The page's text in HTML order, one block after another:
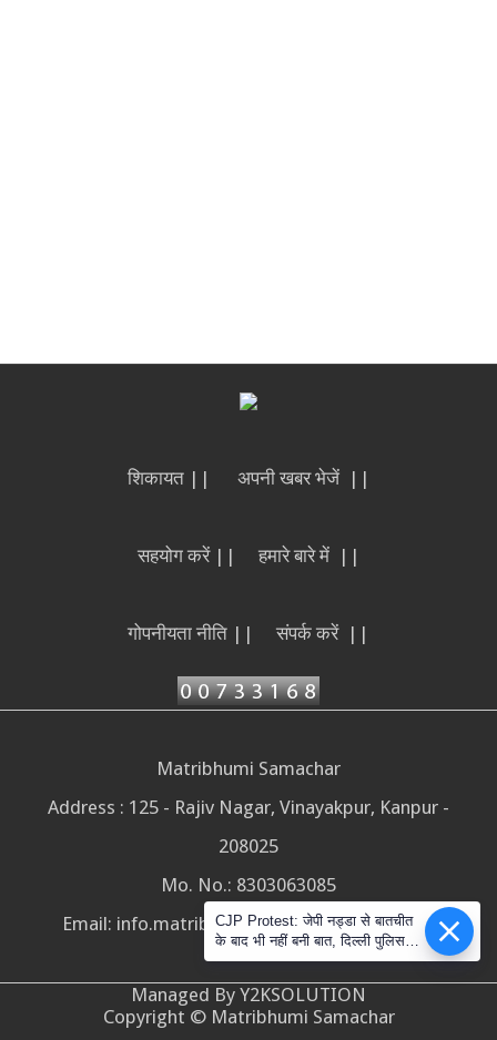
शिकायत || अपनी खबर भेजें ||
सहयोग करें || हमारे बारे में ||
गोपनीयता नीति || संपर्क करें ||
Matribhumi Samachar
Address : 125 - Rajiv Nagar, Vinayakpur, Kanpur -
208025
Mo. No.: 8303063085
Email: info.matribhumisamachar@gmail.com
Managed By Y2KSOLUTION
Copyright © Matribhumi Samachar
CJP Protest: जेपी नड्डा से बातचीत
के बाद भी नहीं बनी बात, दिल्ली पुलिस ने
सोशल मीडिया के दावों को नकारा